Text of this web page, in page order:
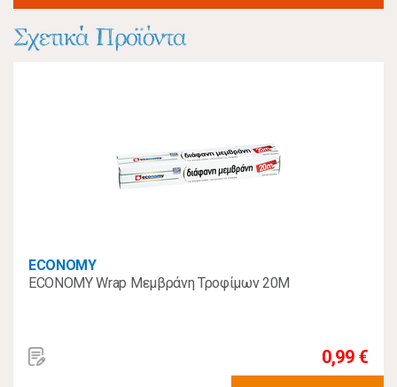
Σχετικά Προϊόντα
ECONOMY
ECONOMY Wrap Μεμβράνη Τροφίμων 20Μ
0,99 €